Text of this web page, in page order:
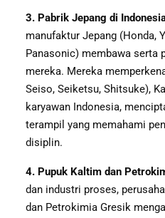
3. Pabrik Jepang di
manufaktur Jepang (Honda,
Panasonic) membawa serta
mereka. Mereka
Seiso, Seiketsu, Shitsuke),
karyawan Indonesia,
terampil yang memahami
disiplin.
4. Pupuk Kaltim dan
dan industri proses,
dan Petrokimia Gresik